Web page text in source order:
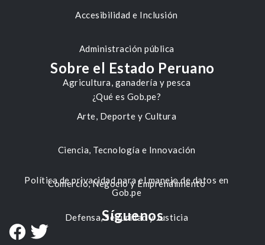
Accesibilidad e Inclusión
Administración pública
Agricultura, ganadería y pesca
Arte, Deporte y Cultura
Ciencia, Tecnología e Innovación
Comercio, Negocio y Emprendimiento
Defensa, Seguridad y Justicia
Sobre el Estado Peruano
¿Qué es Gob.pe?
Política de privacidad para el manejo de datos en
Gob.pe
Síguenos